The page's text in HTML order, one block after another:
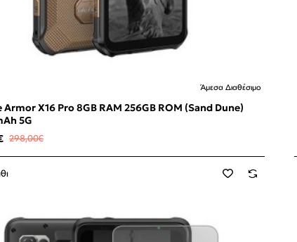
Άμεσα Διαθέσιμο
256GB ROM (Sand Dune)
5G
298,00€